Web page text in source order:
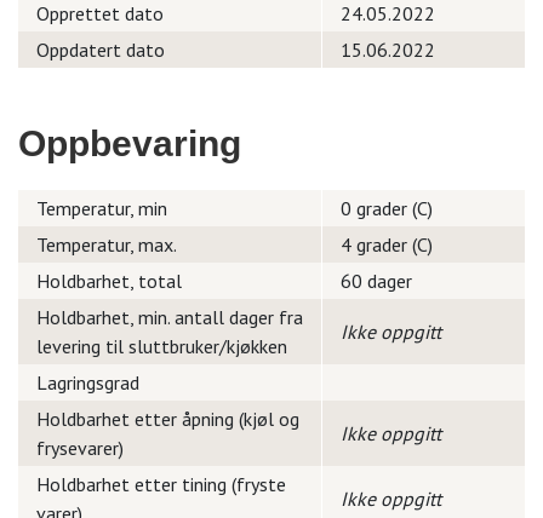
Opprettet dato
24.05.2022
Oppdatert dato
15.06.2022
Oppbevaring
Temperatur, min
0 grader (C)
Temperatur, max.
4 grader (C)
Holdbarhet, total
60 dager
Holdbarhet, min. antall dager fra
levering til sluttbruker/kjøkken
Ikke oppgitt
Lagringsgrad
Holdbarhet etter åpning (kjøl og
frysevarer)
Ikke oppgitt
Holdbarhet etter tining (fryste
varer)
Ikke oppgitt